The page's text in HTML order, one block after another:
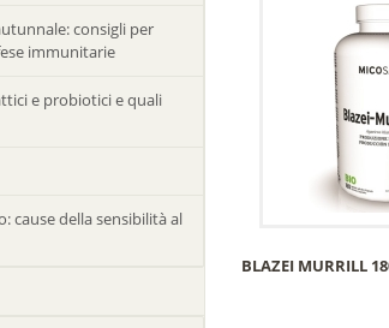
consigli per
immunitarie
e probiotici e quali
cause della sensibilità al
BLAZEI MURRILL